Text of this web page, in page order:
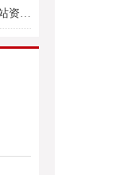
湖南佛教2018慈善行第十七站资助新化县上渡办...